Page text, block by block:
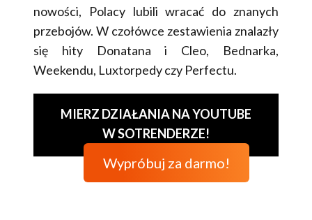
nowości, Polacy lubili wracać do znanych
przebojów. W czołówce zestawienia znalazły
się hity Donatana i Cleo, Bednarka,
Weekendu, Luxtorpedy czy Perfectu.
MIERZ DZIAŁANIA NA YOUTUBE
W SOTRENDERZE!
Wypróbuj za darmo!